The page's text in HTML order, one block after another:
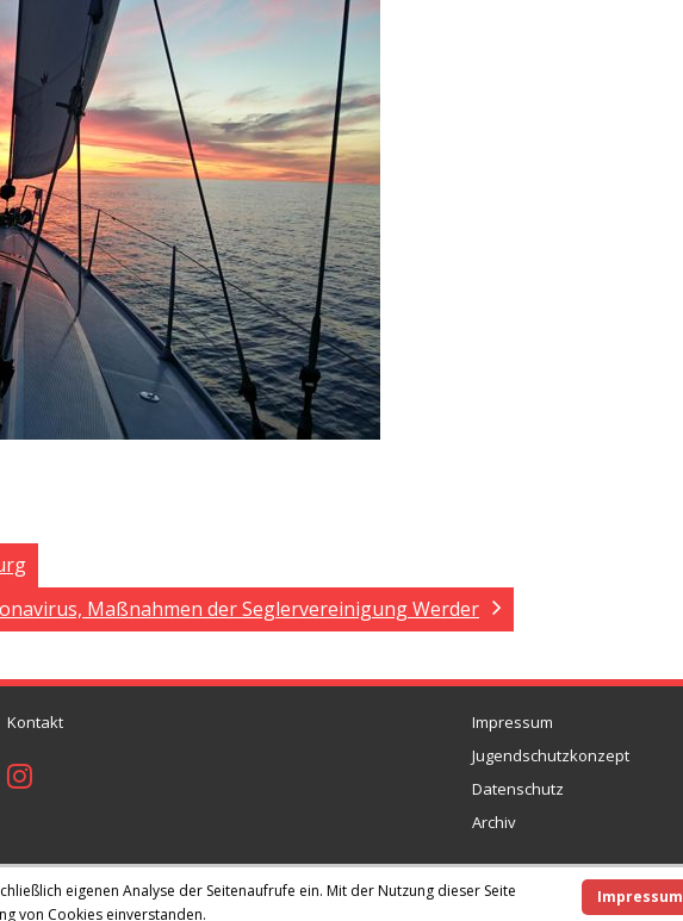
Maßnahmen der Seglervereinigung Werder
Kontakt
Impressum
Jugendschutzkonzept
Datenschutz
Archiv
Theme by Think Up Themes Ltd
eigenen Analyse der Seitenaufrufe ein. Mit der Nutzung dieser Seite
von Cookies einverstanden.
Impressum